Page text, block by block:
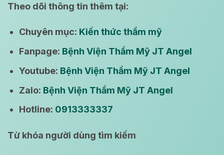
Theo dõi thông tin thêm tại:
Chuyên mục: Kiến thức thẩm mỹ
Fanpage: Bệnh Viện Thẩm Mỹ JT Angel
Youtube: Bệnh Viện Thẩm Mỹ JT Angel
Zalo: Bệnh Viện Thẩm Mỹ JT Angel
Hotline: 0913333337
Từ khóa người dùng tìm kiếm